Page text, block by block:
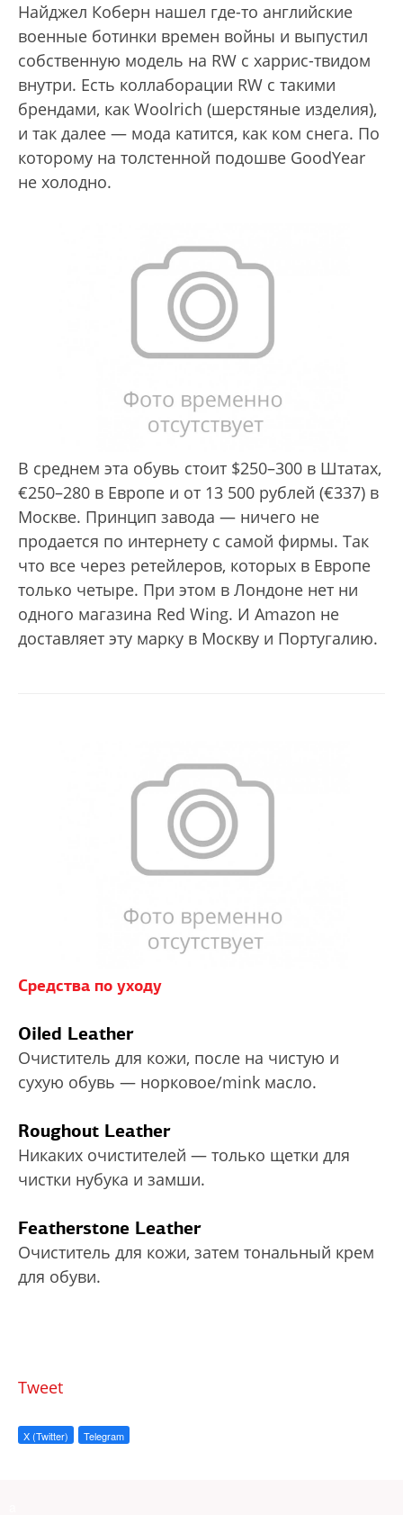
Найджел Коберн нашел где-то английские
военные ботинки времен войны и выпустил
собственную модель на RW с харрис-твидом
внутри. Есть коллаборации RW с такими
брендами, как Woolrich (шерстяные изделия),
и так далее — мода катится, как ком снега. По
которому на толстенной подошве GoodYear
не холодно.
В среднем эта обувь стоит $250–300 в Штатах,
€250–280 в Европе и от 13 500 рублей (€337) в
Москве. Принцип завода — ничего не
продается по интернету с самой фирмы. Так
что все через ретейлеров, которых в Европе
только четыре. При этом в Лондоне нет ни
одного магазина Red Wing. И Amazon не
доставляет эту марку в Москву и Португалию.
Средства по уходу
Oiled Leather
Очиститель для кожи, после на чистую и
сухую обувь — норковое/mink масло.
Roughout Leather
Никаких очистителей — только щетки для
чистки нубука и замши.
Featherstone Leather
Очиститель для кожи, затем тональный крем
для обуви.
Tweet
X (Twitter) Telegram